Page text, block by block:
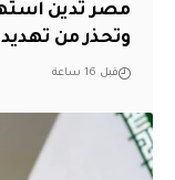
مصر تدين
وتحذر من تهديد
قبل 16 ساعة